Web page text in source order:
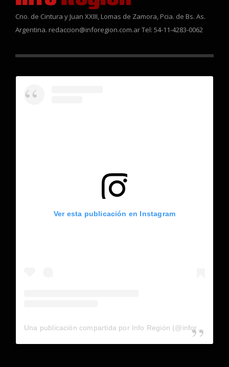
Cno. de Cintura y Juan XXIII, Lomas de Zamora, Pcia. de Bs. As.
Argentina. redaccion@inforegion.com.ar Tel: 54-11-4283-0062
Ver esta publicación en Instagram
Una publicación compartida por Info Región (@inforegion_redes)